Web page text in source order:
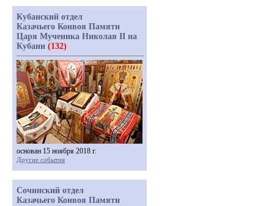
Кубанский отдел
Казачьего Конвоя Памяти
Царя Мученика Николая II на
Кубани (132)
основан 15 ноября 2018 г.
Другие события
Сочинский отдел
Казачьего Конвоя Памяти